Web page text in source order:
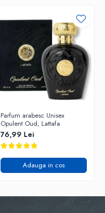
Parfum arabesc Unisex
Opulent Oud, Lattafa
76,99 Lei
Adauga in cos